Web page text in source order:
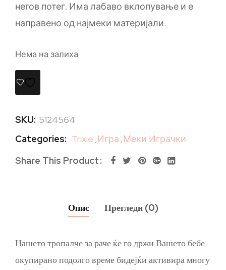
негов потег. Има лабаво вклопување и е
направено од најмеки материјали.
Нема на залиха
SKU: 5124564
Categories: Trixie ,Игра ,Меки Играчки
Share This Product
Опис Прегледи (0)
Нашето тропалче за раче ќе го држи Вашето бебе
окупирано подолго време бидејќи активира многу